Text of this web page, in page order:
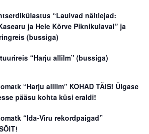
“Laulvad näitlejad:
ja Hele Kõrve Piknikulaval” ja
(bussiga)
“Harju allilm” (bussiga)
“Harju allilm” KOHAD TÄIS! Ülgase
pääsu kohta küsi eraldi!
“Ida-Viru rekordpaigad”